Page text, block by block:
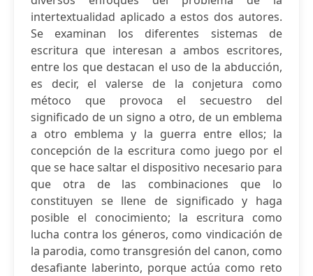
intertextualidad aplicado a estos dos autores.
Se examinan los diferentes sistemas de
escritura que interesan a ambos escritores,
entre los que destacan el uso de la abducción,
es decir, el valerse de la conjetura como
métoco que provoca el secuestro del
significado de un signo a otro, de un emblema
a otro emblema y la guerra entre ellos; la
concepción de la escritura como juego por el
que se hace saltar el dispositivo necesario para
que otra de las combinaciones que lo
constituyen se llene de significado y haga
posible el conocimiento; la escritura como
lucha contra los géneros, como vindicación de
la parodia, como transgresión del canon, como
desafiante laberinto, porque actúa como reto